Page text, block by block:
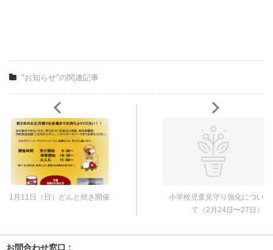
"お知らせ"の関連記事
1月11日（日）どんと焼き開催
小学校児童見守り強化につい
て（2月24日〜27日）
お問合わせ窓口 :